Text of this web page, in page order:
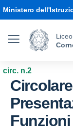
Ministero
circ. n.2